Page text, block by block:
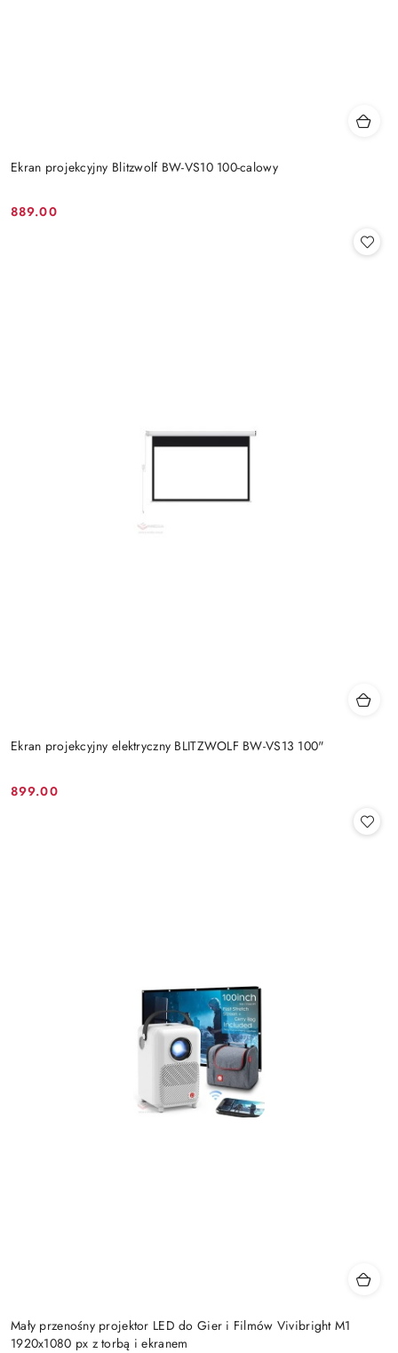
Ekran projekcyjny Blitzwolf BW-VS10 100-calowy
Cena:
889.00
Ekran projekcyjny elektryczny BLITZWOLF BW-VS13 100"
Cena:
899.00
Mały przenośny projektor LED do Gier i Filmów Vivibright M1
1920x1080 px z torbą i ekranem